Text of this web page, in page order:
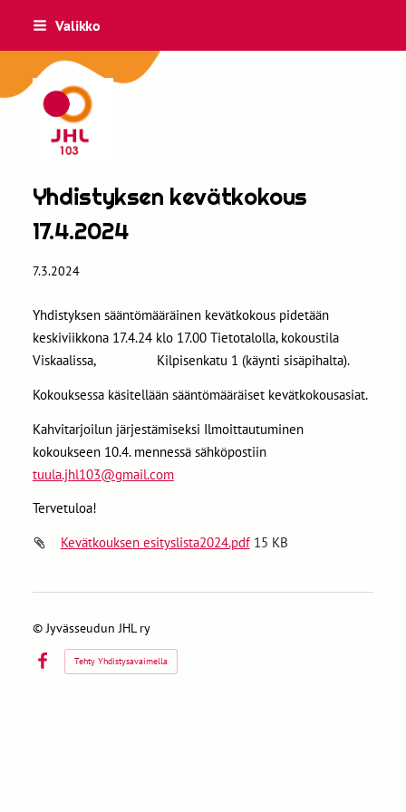
Siirry
sisältöön
Valikko
JHL 103
Yhdistyksen kevätkokous
17.4.2024
7.3.2024
Yhdistyksen sääntömääräinen kevätkokous pidetään
keskiviikkona 17.4.24 klo 17.00 Tietotalolla, kokoustila
Viskaalissa, Kilpisenkatu 1 (käynti sisäpihalta).
Kokouksessa käsitellään sääntömääräiset kevätkokousasiat.
Kahvitarjoilun järjestämiseksi Ilmoittautuminen
kokoukseen 10.4. mennessä sähköpostiin
tuula.jhl103@gmail.com
Tervetuloa!
Kevätkouksen esityslista2024.pdf 15 KB
© Jyvässeudun JHL ry
Facebook
Tehty Yhdistysavaimella